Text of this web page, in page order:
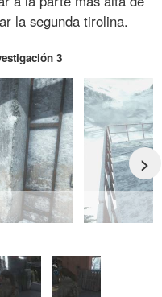
la segunda tirolina.
3
>